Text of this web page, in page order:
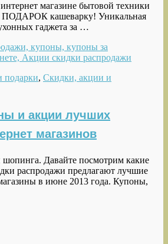
магазине бытовой техники
ПОДАРОК ​​кашеварку! Уникальная
гаджета за …
подарки, Скидки, акции и
и акции лучших
магазинов
шопинга. Давайте посмотрим какие
распродажи предлагают лучшие
в июне 2013 года. Купоны,